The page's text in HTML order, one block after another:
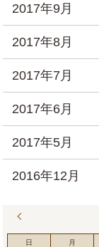
2017年9月
2017年8月
2017年7月
2017年6月
2017年5月
2016年12月
日 月